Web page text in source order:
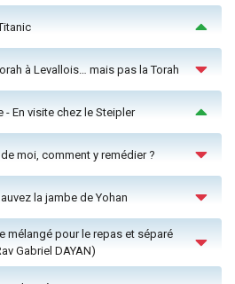
à Levallois… mais pas la Torah
En visite chez le Steipler
moi, comment y remédier ?
la jambe de Yohan
mélangé pour le repas et séparé
Gabriel DAYAN)